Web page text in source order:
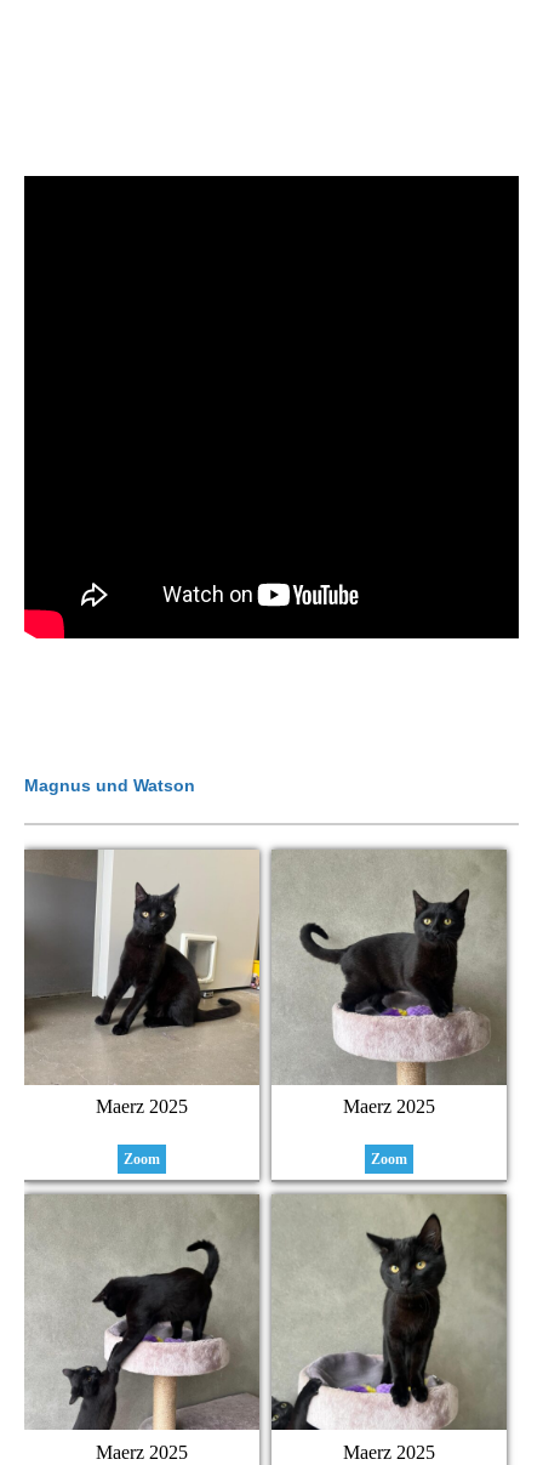
Magnus und Watson
Maerz 2025
Zoom
Maerz 2025
Zoom
Maerz 2025 Maerz 2025